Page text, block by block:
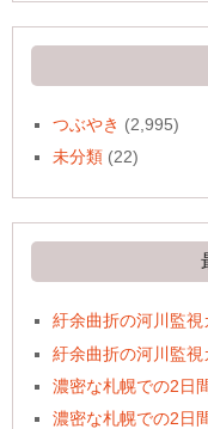
イ
ブ
つぶやき (2,995)
未分類 (22)
紆余曲折の河川監視
紆余曲折の河川監視
濃密な札幌での2日
濃密な札幌での2日